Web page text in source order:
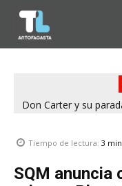
Don Carter y su
Tiempo de lectura: 3
SQM anuncia